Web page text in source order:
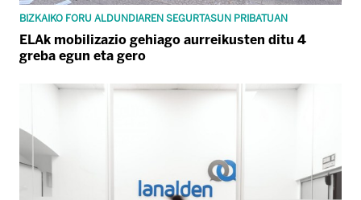
BIZKAIKO FORU ALDUNDIAREN SEGURTASUN PRIBATUAN
ELAk mobilizazio gehiago aurreikusten ditu 4
greba egun eta gero